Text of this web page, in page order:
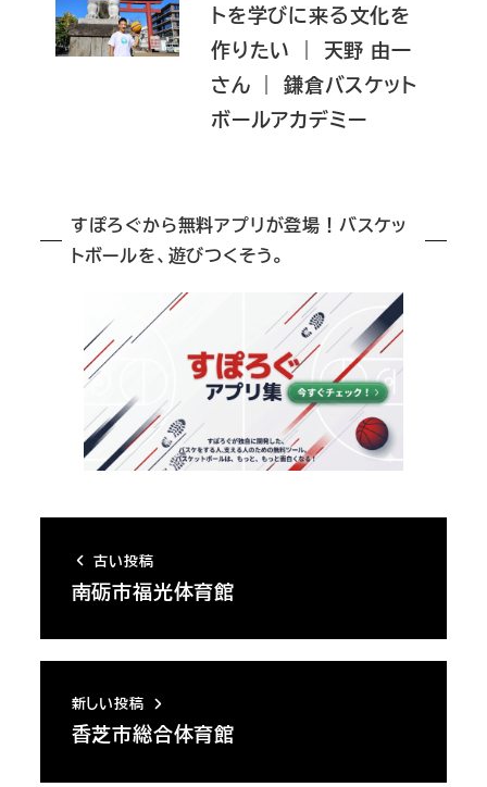
トを学びに来る文化を
作りたい ｜ 天野 由一
さん ｜ 鎌倉バスケット
ボールアカデミー
すぽろぐから無料アプリが登場！バスケッ
トボールを、遊びつくそう。
古い投稿
南砺市福光体育館
新しい投稿
香芝市総合体育館